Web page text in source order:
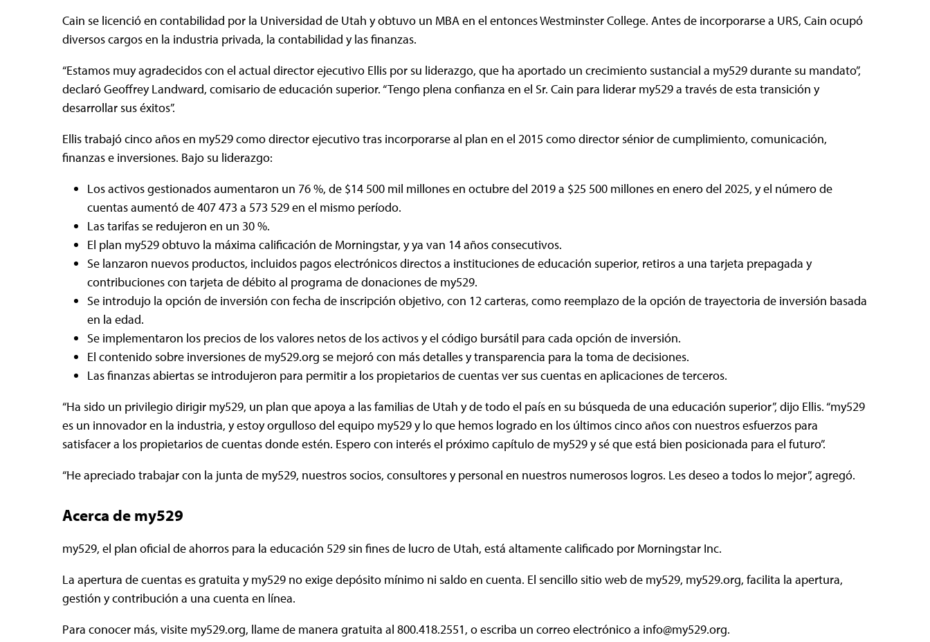
Cain se licenció en contabilidad por la Universidad de Utah y obtuvo un MBA en el entonces Westminster College. Antes de incorporarse a URS, Cain ocupó
diversos cargos en la industria privada, la contabilidad y las finanzas.
“Estamos muy agradecidos con el actual director ejecutivo Ellis por su liderazgo, que ha aportado un crecimiento sustancial a my529 durante su mandato”,
declaró Geoffrey Landward, comisario de educación superior. “Tengo plena confianza en el Sr. Cain para liderar my529 a través de esta transición y
desarrollar sus éxitos”.
Ellis trabajó cinco años en my529 como director ejecutivo tras incorporarse al plan en el 2015 como director sénior de cumplimiento, comunicación,
finanzas e inversiones. Bajo su liderazgo:
Los activos gestionados aumentaron un 76 %, de $14 500 mil millones en octubre del 2019 a $25 500 millones en enero del 2025, y el número de
cuentas aumentó de 407 473 a 573 529 en el mismo período.
Las tarifas se redujeron en un 30 %.
El plan my529 obtuvo la máxima calificación de Morningstar, y ya van 14 años consecutivos.
Se lanzaron nuevos productos, incluidos pagos electrónicos directos a instituciones de educación superior, retiros a una tarjeta prepagada y
contribuciones con tarjeta de débito al programa de donaciones de my529.
Se introdujo la opción de inversión con fecha de inscripción objetivo, con 12 carteras, como reemplazo de la opción de trayectoria de inversión basada
en la edad.
Se implementaron los precios de los valores netos de los activos y el código bursátil para cada opción de inversión.
El contenido sobre inversiones de my529.org se mejoró con más detalles y transparencia para la toma de decisiones.
Las finanzas abiertas se introdujeron para permitir a los propietarios de cuentas ver sus cuentas en aplicaciones de terceros.
“Ha sido un privilegio dirigir my529, un plan que apoya a las familias de Utah y de todo el país en su búsqueda de una educación superior”, dijo Ellis. “my529
es un innovador en la industria, y estoy orgulloso del equipo my529 y lo que hemos logrado en los últimos cinco años con nuestros esfuerzos para
satisfacer a los propietarios de cuentas donde estén. Espero con interés el próximo capítulo de my529 y sé que está bien posicionada para el futuro”.
“He apreciado trabajar con la junta de my529, nuestros socios, consultores y personal en nuestros numerosos logros. Les deseo a todos lo mejor”, agregó.
Acerca de my529
my529, el plan oficial de ahorros para la educación 529 sin fines de lucro de Utah, está altamente calificado por Morningstar Inc.
La apertura de cuentas es gratuita y my529 no exige depósito mínimo ni saldo en cuenta. El sencillo sitio web de my529, my529.org, facilita la apertura,
gestión y contribución a una cuenta en línea.
Para conocer más, visite my529.org, llame de manera gratuita al 800.418.2551, o escriba un correo electrónico a info@my529.org.